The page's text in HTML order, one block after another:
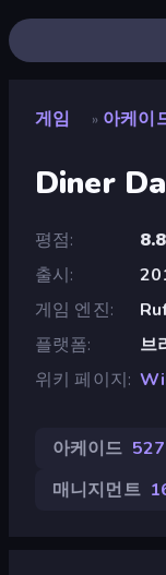
게임 » 아케이
Diner
평점 8.8
출시
게임 엔진
플랫폼
브
위키 페이지
아케이드 527
매니지먼트